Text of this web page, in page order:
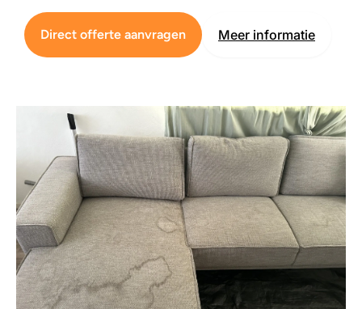
Direct offerte aanvragen Meer informatie